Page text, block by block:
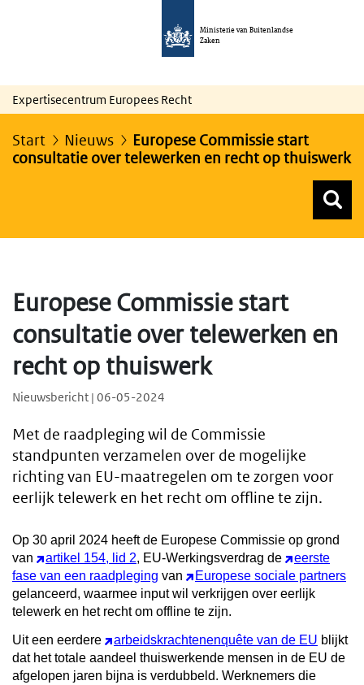
Ministerie van Buitenlandse
Zaken
Expertisecentrum Europees Recht
Start Nieuws
Europese Commissie start
consultatie over telewerken en recht op thuiswerk
Europese Commissie start
consultatie over telewerken en
recht op thuiswerk
Nieuwsbericht | 06-05-2024
Met de raadpleging wil de Commissie
standpunten verzamelen over de mogelijke
richting van EU-maatregelen om te zorgen voor
eerlijk telewerk en het recht om offline te zijn.
Op 30 april 2024 heeft de Europese Commissie op grond
van
artikel 154, lid 2, EU-Werkingsverdrag de
eerste
fase van een raadpleging van
Europese sociale partners
gelanceerd, waarmee input wil verkrijgen over eerlijk
telewerk en het recht om offline te zijn.
Uit een eerdere arbeidskrachtenenquête van de EU blijkt
dat het totale aandeel thuiswerkende mensen in de EU de
afgelopen jaren bijna is verdubbeld. Werknemers die